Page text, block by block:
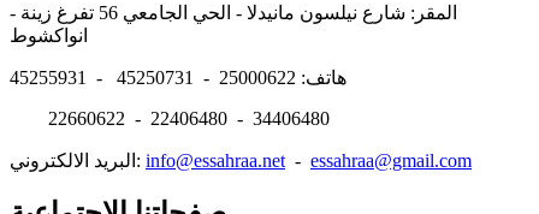
المقر: شارع نيلسون مانيدلا - الحي الجامعي 56 تفرغ زينة -
هاتف: 25000622 - 45250731 - 45255931
22660622 - 22406480 - 34406480
البريد الالكتروني: info@essahraa.net - essahraa@gmail.com